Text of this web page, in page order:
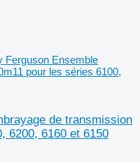
Ferguson Ensemble
pour les séries 6100,
de transmission
6200, 6160 et 6150